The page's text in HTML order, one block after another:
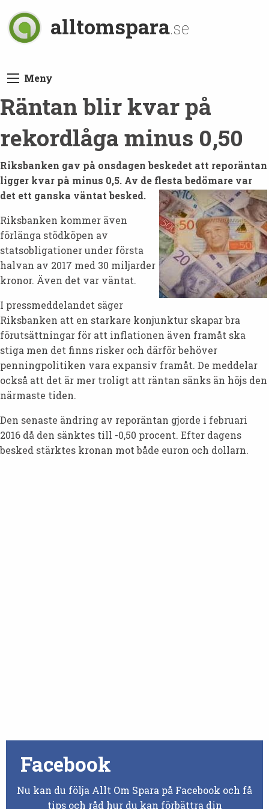
alltomspara.se
Meny
Räntan blir kvar på
rekordlåga minus 0,50
Riksbanken gav på onsdagen beskedet att reporäntan
ligger kvar på minus 0,5. Av de flesta bedömare var
det ett ganska väntat besked.
Riksbanken kommer även
förlänga stödköpen av
statsobligationer under första
halvan av 2017 med 30 miljarder
kronor. Även det var väntat.
I pressmeddelandet säger
Riksbanken att en starkare konjunktur skapar bra
förutsättningar för att inflationen även framåt ska
stiga men det finns risker och därför behöver
penningpolitiken vara expansiv framåt. De meddelar
också att det är mer troligt att räntan sänks än höjs den
närmaste tiden.
Den senaste ändring av reporäntan gjorde i februari
2016 då den sänktes till -0,50 procent. Efter dagens
besked stärktes kronan mot både euron och dollarn.
Facebook
Nu kan du följa Allt Om Spara på Facebook och få
tips och råd hur du kan förbättra din